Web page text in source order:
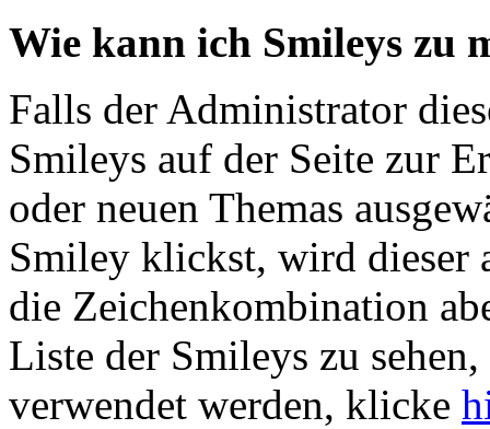
Wie kann ich Smileys zu
Falls der Administrator
Smileys auf der Seite zur
oder neuen Themas
Smiley klickst, wird dieser
die Zeichenkombination
Liste der Smileys zu
verwendet werden, klicke